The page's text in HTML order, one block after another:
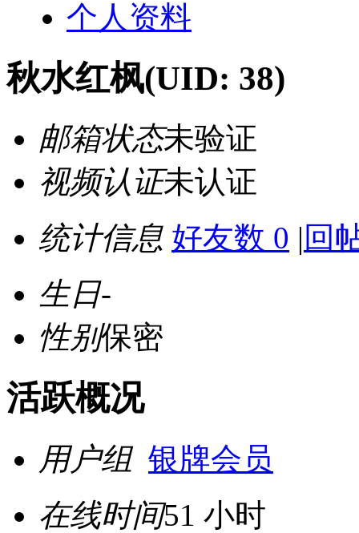
个人资料
秋水红枫(UID: 38)
邮箱状态未验证
视频认证未认证
统计信息 好友数 0 | 回
生日-
性别保密
活跃概况
用户组 银牌会员
在线时间51 小时